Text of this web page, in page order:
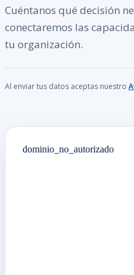
Cuéntanos qué decisión
conectaremos las
tu organización.
Al enviar tus datos aceptas nuestro
dominio_no_autorizado